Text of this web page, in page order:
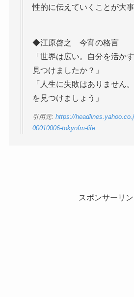
性的に伝えていくことが大事
◆江原啓之 今宵の格言
「世界は広い。自分を活か
見つけましたか？」
「人生に失敗はありません
を見つけましょう」
引用元: https://
00010006-tokyofm-life
スポンサーリン